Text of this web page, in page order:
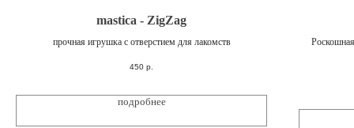
mastica - ZigZag
прочная игрушка с отверстием для лакомств
450 р.
подробнее